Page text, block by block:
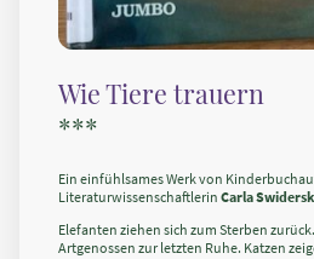
Wie Tiere trauern
***
Ein einfühlsames Werk von
Literaturwissenschaftlerin Carla
Elefanten ziehen sich zum Sterben
Artgenossen zur letzten Ruhe. Katzen